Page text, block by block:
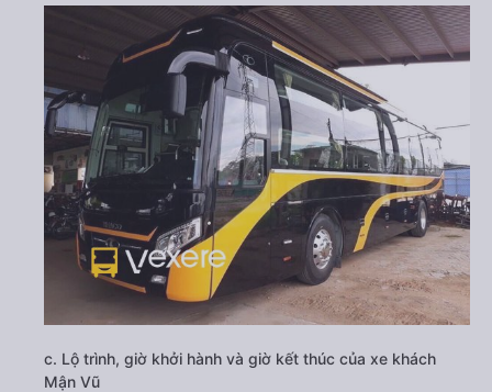
c. Lộ trình, giờ khởi hành và giờ kết thúc của xe khách
Mận Vũ